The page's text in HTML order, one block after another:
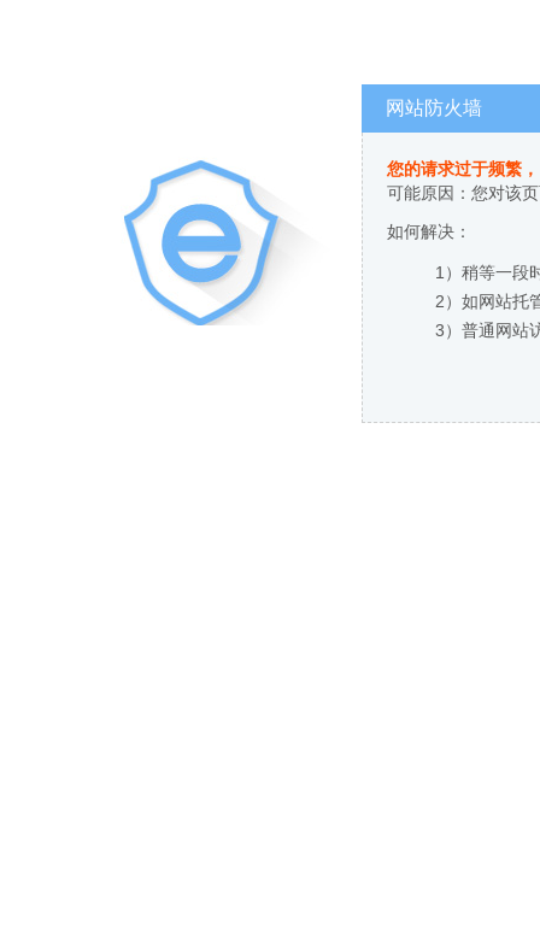
网站防火墙
您的请求过于频繁
可能原因：您对该
如何解决：
1）稍等一段
2）如网站托
3）普通网站